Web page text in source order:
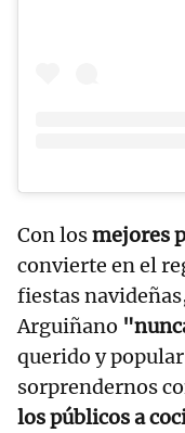
Con losmejores
convierte en el
fiestas
Arguiñano
querido y
sorprendernos
los públicos a